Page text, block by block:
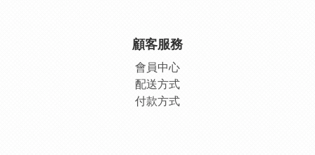
顧客服務
會員中心
配送方式
付款方式